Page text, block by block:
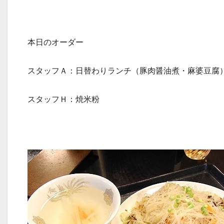
本日のオーダー
スタッフＡ：日替わりランチ（豚肉醤油煮・麻婆豆腐
スタッフＨ：焼米粉